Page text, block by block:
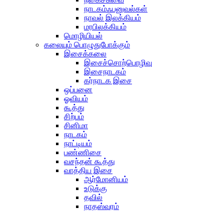
நாடகம்ஃபனுவல்கள்
நாவல் இலக்கியம்
மரபிலக்கியம்
மொழியியல்
கலையும் பொழுதுபோக்கும்
இசைக்கலை
இசைச்சொற்பொழிவு
இசைநாடகம்
கர்நாடக இசை
ஒப்பனை
ஓவியம்
கூத்து
சிற்பம்
சினிமா
நாடகம்
நாட்டியம்
பண்ணிசை
வசந்தன் கூத்து
வாத்திய இசை
ஆர்மோனியம்
உடுக்கு
தவில்
நாதஸ்வரம்